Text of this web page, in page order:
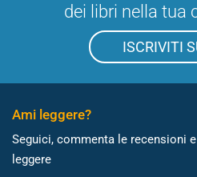
dei libri nella tua
ISCRIVITI
Ami leggere?
Seguici, commenta le recensioni
leggere